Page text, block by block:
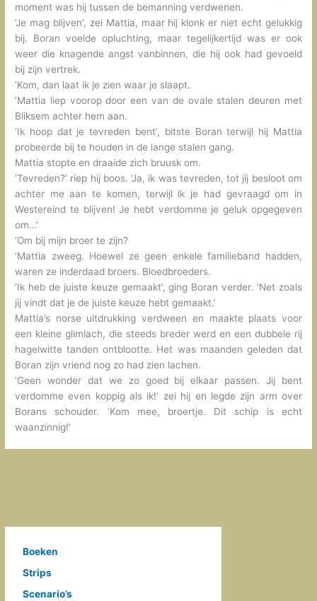
Boeken
Strips
Scenario’s
moment was hij tussen de bemanning verdwenen.
‘Je mag blijven’, zei Mattia, maar hij klonk er niet echt gelukkig
bij. Boran voelde opluchting, maar tegelijkertijd was er ook
weer die knagende angst vanbinnen, die hij ook had gevoeld
bij zijn vertrek.
‘Kom, dan laat ik je zien waar je slaapt.
’Mattia liep voorop door een van de ovale stalen deuren met
Bliksem achter hem aan.
‘Ik hoop dat je tevreden bent’, bitste Boran terwijl hij Mattia
probeerde bij te houden in de lange stalen gang.
Mattia stopte en draaide zich bruusk om.
‘Tevreden?’ riep hij boos. ‘Ja, ik was tevreden, tot jij besloot om
achter me aan te komen, terwijl ik je had gevraagd om in
Westereind te blijven! Je hebt verdomme je geluk opgegeven
om…’
‘Om bij mijn broer te zijn?
’Mattia zweeg. Hoewel ze geen enkele familieband hadden,
waren ze inderdaad broers. Bloedbroeders.
‘Ik heb de juiste keuze gemaakt’, ging Boran verder. ‘Net zoals
jij vindt dat je de juiste keuze hebt gemaakt.’
Mattia’s norse uitdrukking verdween en maakte plaats voor
een kleine glimlach, die steeds breder werd en een dubbele rij
hagelwitte tanden ontblootte. Het was maanden geleden dat
Boran zijn vriend nog zo had zien lachen.
‘Geen wonder dat we zo goed bij elkaar passen. Jij bent
verdomme even koppig als ik!’ zei hij en legde zijn arm over
Borans schouder. ‘Kom mee, broertje. Dit schip is echt
waanzinnig!’